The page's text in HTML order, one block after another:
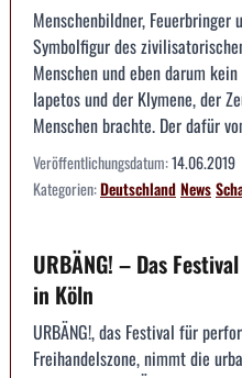
Menschenbildner, Feuerbringer
Symbolfigur des
Menschen und eben darum
Iapetos und der Klymene, der
Menschen brachte. Der dafür
Veröffentlichungsdatum:14.06.2019
Kategorien:DeutschlandNews
URBÄNG! – Das
in Köln
URBÄNG!, das Festival für
Freihandelszone, nimmt die